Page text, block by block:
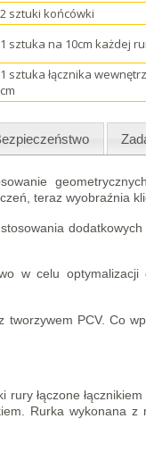
2 sztuki końcówki
1 sztuka na 10cm każdej
1 sztuka łącznika
cm
teraz wyobraźnia
w celu
PCV. Co
łączone
Rurka wykonana z